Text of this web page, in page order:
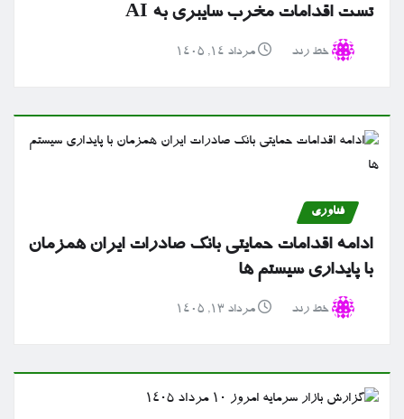
تست اقدامات مخرب سایبری به AI
خط رند مرداد ۱۴, ۱۴۰۵
فناوری
ادامه اقدامات حمایتی بانک صادرات ایران همزمان
با پایداری سیستم ها
خط رند مرداد ۱۳, ۱۴۰۵